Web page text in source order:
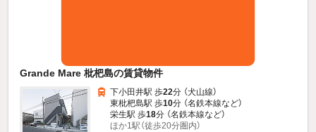
Grande Mare 枇杷島の賃貸物件
下小田井駅 歩22分 （犬山線）
東枇杷島駅 歩10分 （名鉄本線など）
栄生駅 歩18分 （名鉄本線など）
ほか1駅（徒歩20分圏内）